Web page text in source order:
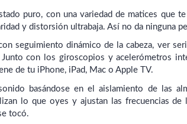
puro, con una variedad de matices que
y distorsión ultrabaja. Así no da ninguna
seguimiento dinámico de la cabeza, ver
con los giroscopios y acelerómetros
de tu iPhone, iPad, Mac o Apple TV.
basándose en el aislamiento de las
lo que oyes y ajustan las frecuencias
tocó.